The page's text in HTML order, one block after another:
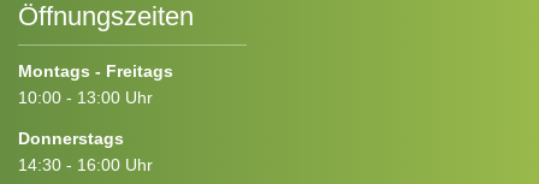
Öffnungszeiten
Montags - Freitags
10:00 - 13:00 Uhr
Donnerstags
14:30 - 16:00 Uhr